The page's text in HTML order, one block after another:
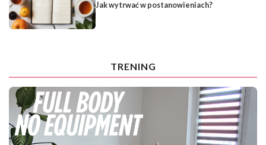
Jak wytrwać w postanowieniach?
TRENING